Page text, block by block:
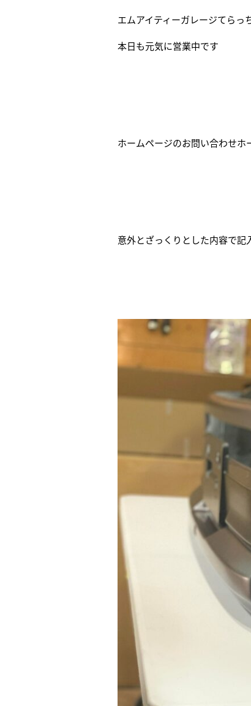
エムアイティーガレージてらっ
本日も元気に営業中です
ホームページのお問い合わせホ
意外とざっくりとした内容で記